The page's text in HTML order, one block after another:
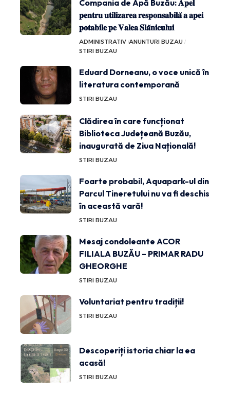
Compania de Apă Buzău: 𝐀𝐩𝐞𝐥
𝐩𝐞𝐧𝐭𝐫𝐮 𝐮𝐭𝐢𝐥𝐢𝐳𝐚𝐫𝐞𝐚 𝐫𝐞𝐬𝐩𝐨𝐧𝐬𝐚𝐛𝐢𝐥𝐚̆ 𝐚 𝐚𝐩𝐞𝐢
𝐩𝐨𝐭𝐚𝐛𝐢𝐥𝐞 𝐩𝐞 𝐕𝐚𝐥𝐞𝐚 𝐒𝐥𝐚̆𝐧𝐢𝐜𝐮𝐥𝐮𝐢
ADMINISTRATIV ANUNTURI BUZAU
STIRI BUZAU
Eduard Dorneanu, o voce unică în
literatura contemporană
STIRI BUZAU
Clădirea în care funcționat
Biblioteca Județeană Buzău,
inaugurată de Ziua Națională!
STIRI BUZAU
Foarte probabil, Aquapark-ul din
Parcul Tineretului nu va fi deschis
în această vară!
STIRI BUZAU
Mesaj condoleante ACOR
FILIALA BUZĂU – PRIMAR RADU
GHEORGHE
STIRI BUZAU
Voluntariat pentru tradiții!
STIRI BUZAU
Descoperiți istoria chiar la ea
acasă!
STIRI BUZAU